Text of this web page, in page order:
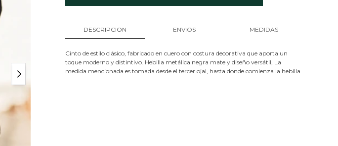
DESCRIPCION ENVIOS MEDIDAS
Cinto de estilo clásico, fabricado en cuero con costura decorativa que aporta un
toque moderno y distintivo. Hebilla metálica negra mate y diseño versátil, La
medida mencionada es tomada desde el tercer ojal, hasta donde comienza la hebilla.